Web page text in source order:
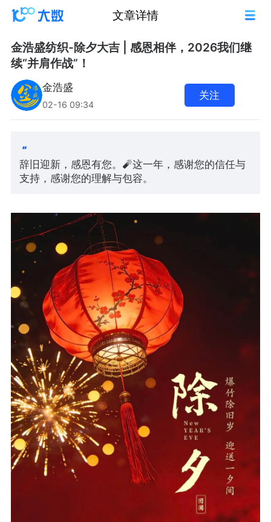
文章详情
金浩盛纺织-除夕大吉 | 感恩相伴，2026我们继
续“并肩作战”！
金浩盛
02-16 09:34
关注
辞旧迎新，感恩有您。🧨这一年，感谢您的信任与
支持，感谢您的理解与包容。